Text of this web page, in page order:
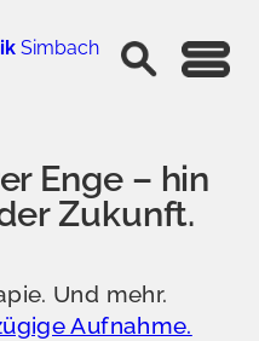
Simbach
Enge – hin
Zukunft.
Und mehr.
Aufnahme.